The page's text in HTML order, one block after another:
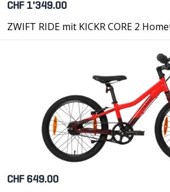
CHF 1'349.00
ZWIFT RIDE mit KICKR CORE 2
CHF 649.00